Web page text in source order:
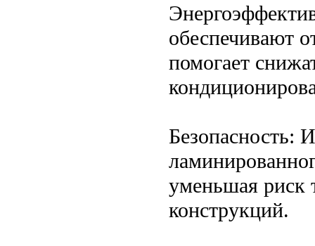
обеспечивают
помогает
Безопасность:
уменьшая риск
конструкций.